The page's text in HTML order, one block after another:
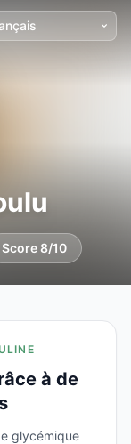
Score 8/10
à de
glycémique